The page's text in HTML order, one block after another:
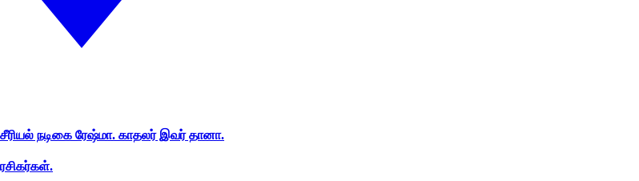
நடிகை ரேஷ்மா. காதலர் இவர் தானா.